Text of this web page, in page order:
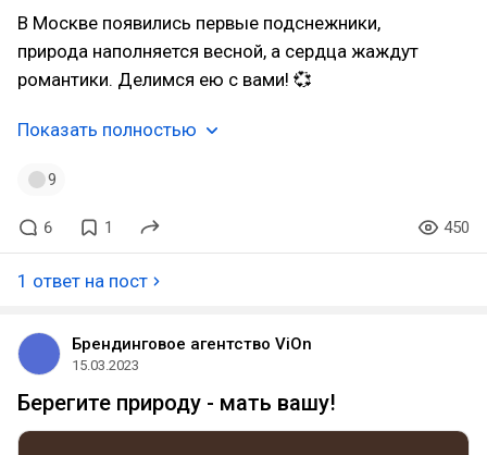
В Москве появились первые подснежники,
природа наполняется весной, а сердца жаждут
романтики. Делимся ею с вами! 💞
Показать полностью
9
6 1 450
1 ответ на пост
Брендинговое агентство ViOn
15.03.2023
Берегите природу - мать вашу!